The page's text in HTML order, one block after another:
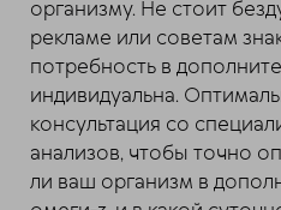
организму. Не стоит
рекламе или советам
потребность в
индивидуальна.
консультация со
анализов, чтобы точно
ли ваш организм в